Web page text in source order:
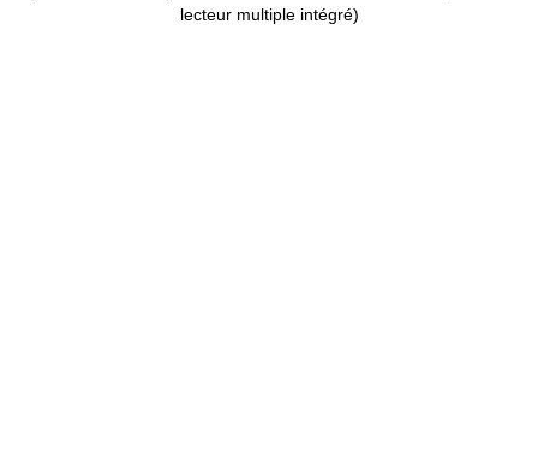
lecteur multiple intégré)